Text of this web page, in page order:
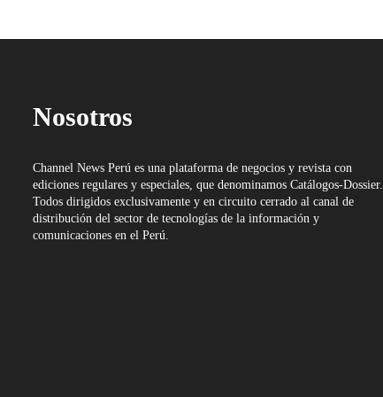
Nosotros
Channel News Perú es una plataforma de negocios y revista con
ediciones regulares y especiales, que denominamos Catálogos-Dossier.
Todos dirigidos exclusivamente y en circuito cerrado al canal de
distribución del sector de tecnologías de la información y
comunicaciones en el Perú.